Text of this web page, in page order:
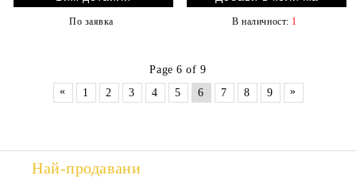
По заявка В наличност: 1
Page 6 of 9
«
1 2 3 4 5 6 7 8 9 »
Най-продавани